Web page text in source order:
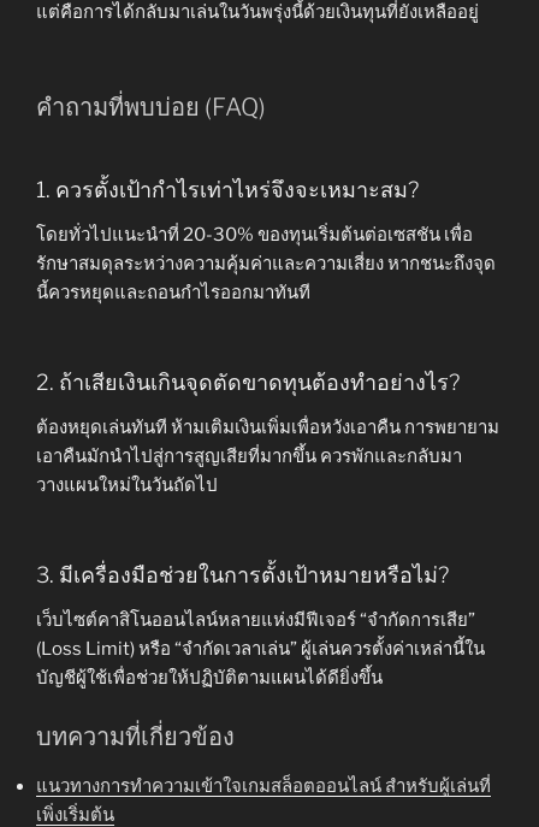
แต่คือการได้กลับมาเล่นในวันพรุ่งนี้ด้วยเงินทุนที่ยังเหลืออยู่
คำถามที่พบบ่อย (FAQ)
1. ควรตั้งเป้ากำไรเท่าไหร่จึงจะเหมาะสม?
โดยทั่วไปแนะนำที่ 20-30% ของทุนเริ่มต้นต่อเซสชัน เพื่อ
รักษาสมดุลระหว่างความคุ้มค่าและความเสี่ยง หากชนะถึงจุด
นี้ควรหยุดและถอนกำไรออกมาทันที
2. ถ้าเสียเงินเกินจุดตัดขาดทุนต้องทำอย่างไร?
ต้องหยุดเล่นทันที ห้ามเติมเงินเพิ่มเพื่อหวังเอาคืน การพยายาม
เอาคืนมักนำไปสู่การสูญเสียที่มากขึ้น ควรพักและกลับมา
วางแผนใหม่ในวันถัดไป
3. มีเครื่องมือช่วยในการตั้งเป้าหมายหรือไม่?
เว็บไซต์คาสิโนออนไลน์หลายแห่งมีฟีเจอร์ “จำกัดการเสีย”
(Loss Limit) หรือ “จำกัดเวลาเล่น” ผู้เล่นควรตั้งค่าเหล่านี้ใน
บัญชีผู้ใช้เพื่อช่วยให้ปฏิบัติตามแผนได้ดียิ่งขึ้น
บทความที่เกี่ยวข้อง
แนวทางการทำความเข้าใจเกมสล็อตออนไลน์ สำหรับผู้เล่นที่
เพิ่งเริ่มต้น